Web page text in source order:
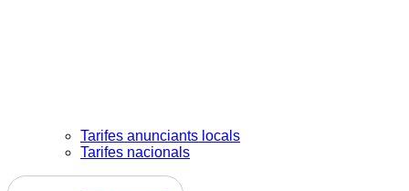
Tarifes anunciants locals
Tarifes nacionals